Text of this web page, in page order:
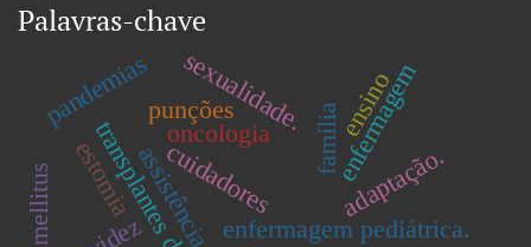
Palavras-chave
cuidadores
enfermagem pediátrica.
oncologia
adaptação.
famíliaenfermagem
sexualidade.
punções
pandemias
estomia
ensino